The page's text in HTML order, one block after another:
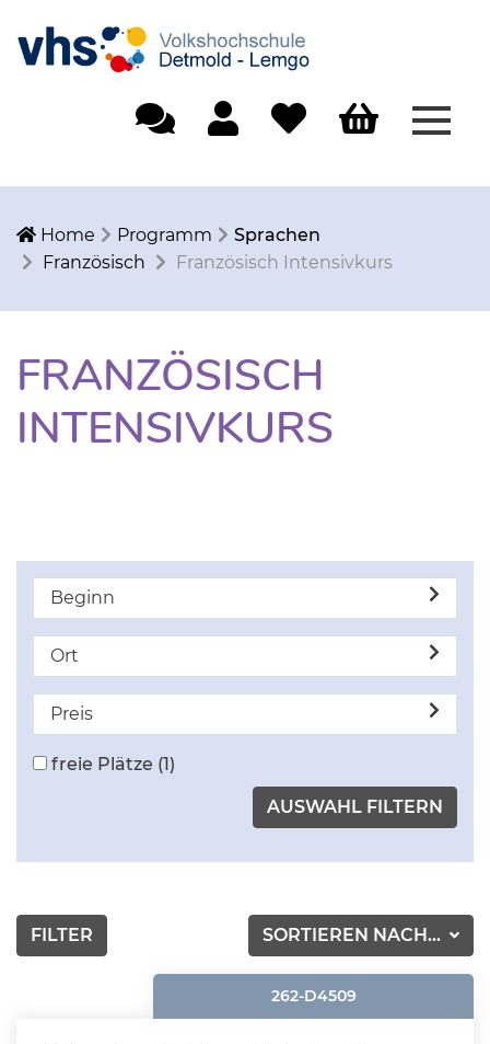
Home Programm
Sprachen
Französisch
Französisch Intensivkurs
FRANZÖSISCH
INTENSIVKURS
Beginn
Ort
Preis
freie Plätze (1)
SORTIEREN NACH...
FILTER
262-D4509